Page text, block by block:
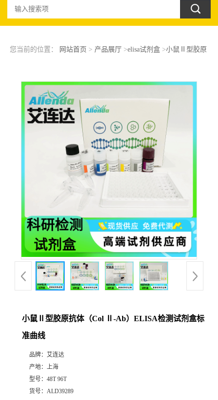
您当前的位置： 网站首页 > 产品展厅 >elisa试剂盒>小鼠Ⅱ型胶原
小鼠Ⅱ型胶原抗体（Col Ⅱ-Ab）ELISA检测试剂盒标
准曲线
品牌： 艾连达
产地： 上海
型号： 48T 96T
货号： ALD39289